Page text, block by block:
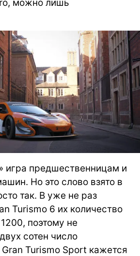
можно лишь
игра предшественницам и
Но это слово взято в
так. В уже не раз
Turismo 6 их количество
поэтому не
сотен число
Turismo Sport кажется